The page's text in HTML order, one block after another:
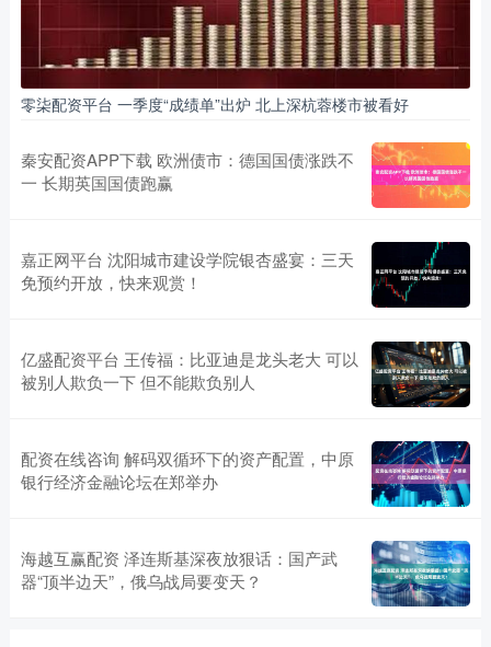
零柒配资平台 一季度“成绩单”出炉 北上深杭蓉楼市被看好
秦安配资APP下载 欧洲债市：德国国债涨跌不
一 长期英国国债跑赢
嘉正网平台 沈阳城市建设学院银杏盛宴：三天
免预约开放，快来观赏！
亿盛配资平台 王传福：比亚迪是龙头老大 可以
被别人欺负一下 但不能欺负别人
配资在线咨询 解码双循环下的资产配置，中原
银行经济金融论坛在郑举办
海越互赢配资 泽连斯基深夜放狠话：国产武
器“顶半边天”，俄乌战局要变天？